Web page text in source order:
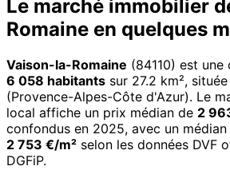
Le marché immobilier
Romaine en quelques
Vaison-la-Romaine (84110) est une
6 058 habitants sur 27.2 km²,
(Provence-Alpes-Côte d'Azur). Le
local affiche un prix médian de 2
confondus en 2025, avec un
2 753 €/m² selon les données DVF
DGFiP.